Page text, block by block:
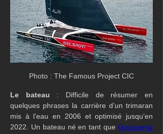
Photo : The Famous Project CIC
Le bateau : Difficile de résumer en
quelques phrases la carrière d’un trimaran
mis à l’eau en 2006 et optimisé jusqu’en
2022. Un bateau né en tant que Groupama